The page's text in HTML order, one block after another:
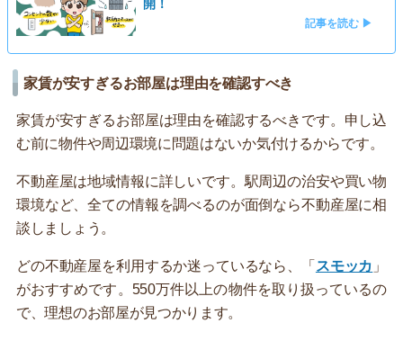
開！
記事を読む ▶
家賃が安すぎるお部屋は理由を確認すべき
家賃が安すぎるお部屋は理由を確認するべきです。申し込
む前に物件や周辺環境に問題はないか気付けるからです。
不動産屋は地域情報に詳しいです。駅周辺の治安や買い物
環境など、全ての情報を調べるのが面倒なら不動産屋に相
談しましょう。
どの不動産屋を利用するか迷っているなら、「 スモッカ 」
がおすすめです。550万件以上の物件を取り扱っているの
で、理想のお部屋が見つかります。